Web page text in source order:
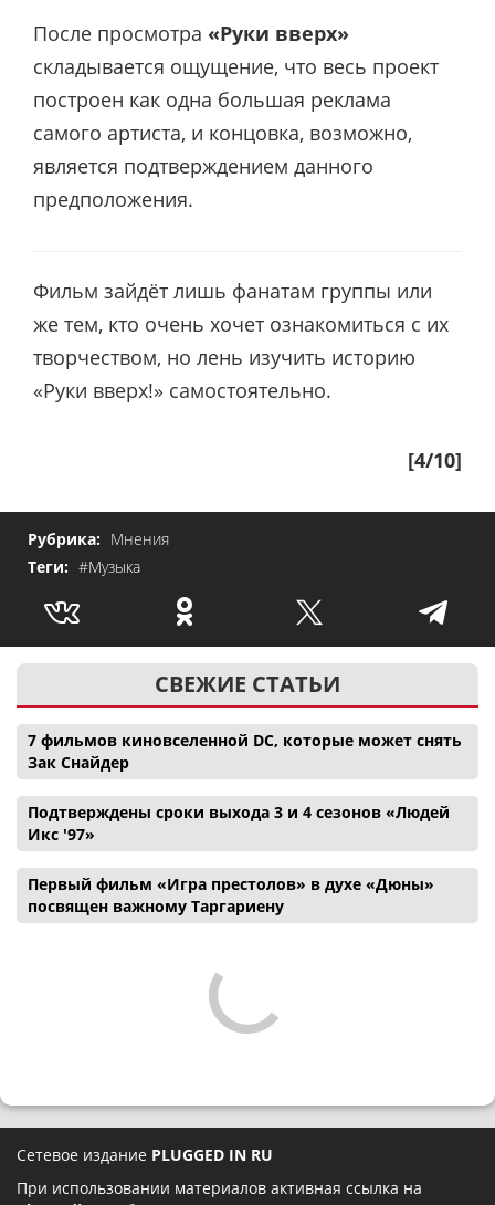
После просмотра «Руки вверх»
складывается ощущение, что весь проект
построен как одна большая реклама
самого артиста, и концовка, возможно,
является подтверждением данного
предположения.
Фильм зайдёт лишь фанатам группы или
же тем, кто очень хочет ознакомиться с их
творчеством, но лень изучить историю
«Руки вверх!» самостоятельно.
[4/10]
Рубрика: Мнения
Теги: #Музыка
СВЕЖИЕ СТАТЬИ
7 фильмов киновселенной DC, которые может снять
Зак Снайдер
Подтверждены сроки выхода 3 и 4 сезонов «Людей
Икс '97»
Первый фильм «Игра престолов» в духе «Дюны»
посвящен важному Таргариену
Сетевое издание PLUGGED IN RU
При использовании материалов активная ссылка на